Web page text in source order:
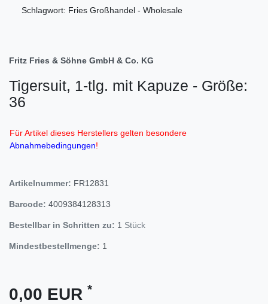
Schlagwort: Fries Großhandel - Wholesale
Fritz Fries & Söhne GmbH & Co. KG
Tigersuit, 1-tlg. mit Kapuze - Größe:
36
Für Artikel dieses Herstellers gelten besondere
Abnahmebedingungen!
Artikelnummer: FR12831
Barcode: 4009384128313
Bestellbar in Schritten zu: 1 Stück
Mindestbestellmenge: 1
0,00 EUR *